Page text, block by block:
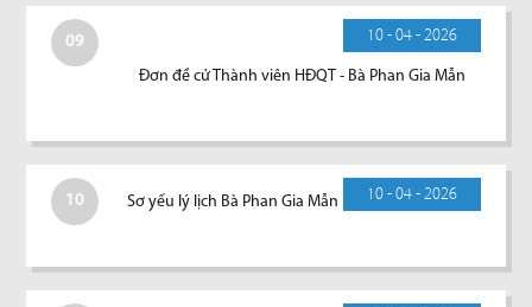
09 10 - 04 - 2026
Đơn đề cử Thành viên HĐQT - Bà Phan Gia Mẫn
10 10 - 04 - 2026
Sơ yếu lý lịch Bà Phan Gia Mẫn